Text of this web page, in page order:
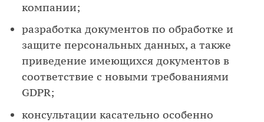
компании;
разработка документов по обработке и
защите персональных данных, а также
приведение имеющихся документов в
соответствие с новыми требованиями
GDPR;
консультации касательно особенно